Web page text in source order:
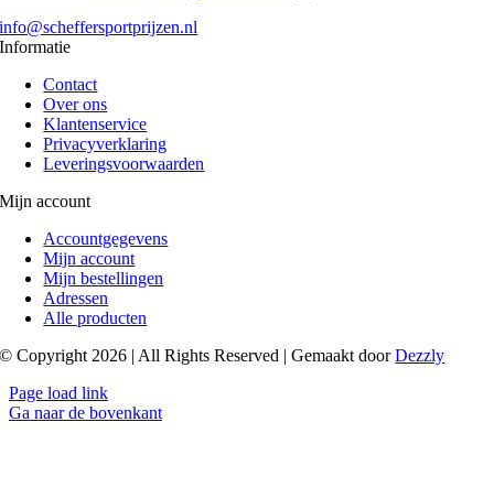
info@scheffersportprijzen.nl
Informatie
Contact
Over ons
Klantenservice
Privacyverklaring
Leveringsvoorwaarden
Mijn account
Accountgegevens
Mijn account
Mijn bestellingen
Adressen
Alle producten
© Copyright 2026 | All Rights Reserved | Gemaakt doorDezzly
Page load link
Ga naar de bovenkant